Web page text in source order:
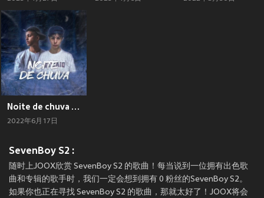
Noite de chuva (Explicit)
2022年6月17日
SevenBoy S2 :
随时上JOOX欣赏 SevenBoy S2 的歌曲！每当说到一位拥有出色歌
曲和专辑的歌手时，我们一定会想到拥有 0 粉丝的SevenBoy S2。
如果你也正在寻找 SevenBoy S2 的歌曲，那就太好了！JOOX将会